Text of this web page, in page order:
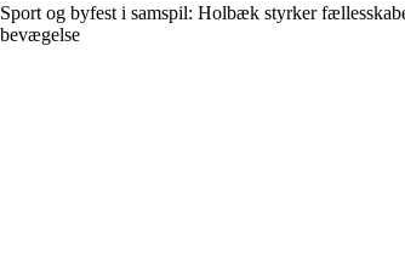
Sport og byfest i samspil: Holbæk styrker
bevægelse